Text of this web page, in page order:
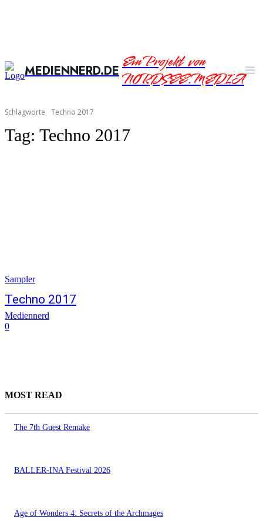
MEDIENNERD.DEEin Projekt von
NORDSEE.MEDIA
Schlagworte Techno 2017
Tag: Techno 2017
Sampler
Techno 2017
Mediennerd
0
MOST READ
The 7th Guest Remake
BALLER-INA Festival 2026
Age of Wonders 4: Secrets of the Archmages